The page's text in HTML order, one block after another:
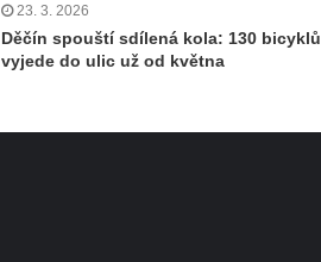
23. 3. 2026
Děčín spouští sdílená kola: 130 bicyklů
vyjede do ulic už od května